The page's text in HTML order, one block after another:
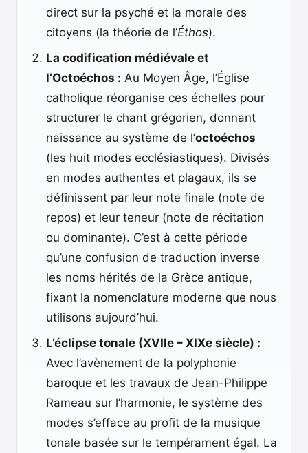
direct sur la psyché et la morale des
citoyens (la théorie de l’Éthos).
La codification médiévale et
l’Octoéchos : Au Moyen Âge, l’Église
catholique réorganise ces échelles pour
structurer le chant grégorien, donnant
naissance au système de l’octoéchos
(les huit modes ecclésiastiques). Divisés
en modes authentes et plagaux, ils se
définissent par leur note finale (note de
repos) et leur teneur (note de récitation
ou dominante). C’est à cette période
qu’une confusion de traduction inverse
les noms hérités de la Grèce antique,
fixant la nomenclature moderne que nous
utilisons aujourd’hui.
L’éclipse tonale (XVIIe – XIXe siècle) :
Avec l’avènement de la polyphonie
baroque et les travaux de Jean-Philippe
Rameau sur l’harmonie, le système des
modes s’efface au profit de la musique
tonale basée sur le tempérament égal. La